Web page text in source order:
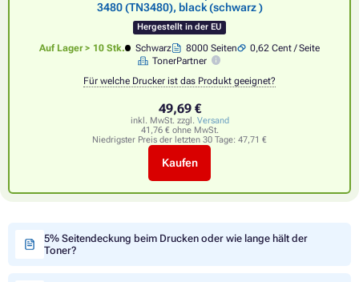
3480 (TN3480), black (schwarz )
Hergestellt in der EU
Auf Lager > 10 Stk. Schwarz 8000 Seiten
0,62 Cent / Seite
TonerPartner
Für welche Drucker ist das Produkt geeignet?
49,69 €
inkl. MwSt. zzgl. Versand
41,76 € ohne MwSt.
Niedrigster Preis der letzten 30 Tage: 47,71 €
Kaufen
5% Seitendeckung beim Drucken oder wie lange hält der
Toner?